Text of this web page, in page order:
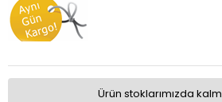
Ürün stoklarımızda